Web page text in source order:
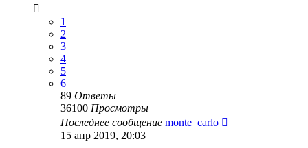
1
2
3
4
5
6
89 Ответы
36100 Просмотры
Последнее сообщение monte_carlo
15 апр 2019, 20:03